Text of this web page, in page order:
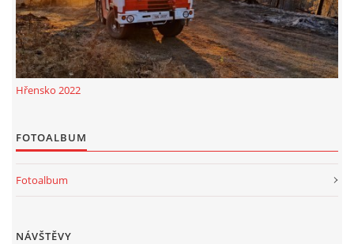
Hřensko 2022
FOTOALBUM
Fotoalbum
NÁVŠTĚVY